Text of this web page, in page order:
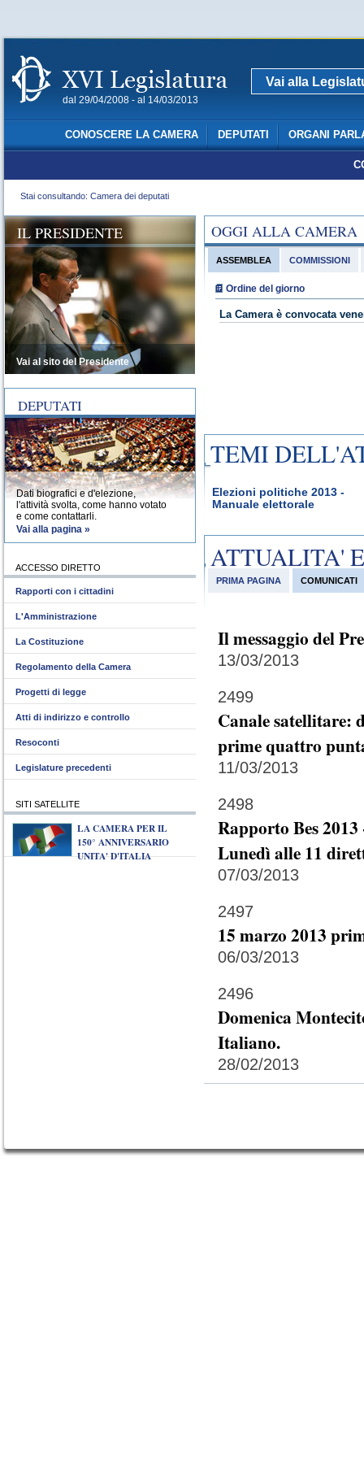
dal 29/04/2008 - al 14/03/2013
Vai alla
CONOSCERE LA CAMERA DEPUTATI ORGANI
Stai consultando: Camera dei deputati
OGGI ALLA CAMERA
ASSEMBLEA
Ordine del giorno
La Camera è convocata
COMMISSIONI
TEMI
Elezioni politiche 2013 -
Manuale elettorale
ATTUALITA'
PRIMA PAGINA COMUNICATI
Il messaggio del
13/03/2013
2499
Canale satellitare:
prime quattro
11/03/2013
2498
Rapporto Bes 2013
Lunedì alle 11
07/03/2013
2497
15 marzo 2013
06/03/2013
2496
Domenica
Italiano.
28/02/2013
IL PRESIDENTE
Vai al sito del Presidente
DEPUTATI
Dati biografici e d'elezione,
l'attività svolta, come hanno votato
e come contattarli.
Vai alla pagina »
ACCESSO DIRETTO
Rapporti con i cittadini
L'Amministrazione
La Costituzione
Regolamento della Camera
Progetti di legge
Atti di indirizzo e controllo
Resoconti
Legislature precedenti
SITI SATELLITE
LA CAMERA PER IL
150° ANNIVERSARIO
UNITA' D'ITALIA